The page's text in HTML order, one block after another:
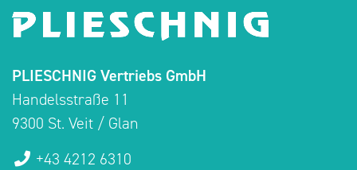
PLIESCHNIG Vertriebs GmbH
Handelsstraße 11
9300 St. Veit / Glan
+43 4212 6310